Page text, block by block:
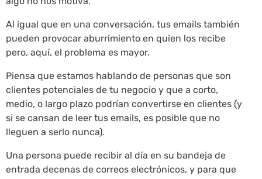
Al igual que en una conversación, tus emails también
pueden provocar aburrimiento en quien los recibe
pero, aquí, el problema es mayor.
Piensa que estamos hablando de personas que son
clientes potenciales de tu negocio y que a corto,
medio, o largo plazo podrían convertirse en clientes (y
si se cansan de leer tus emails, es posible que no
lleguen a serlo nunca).
Una persona puede recibir al día en su bandeja de
entrada decenas de correos electrónicos, y para que